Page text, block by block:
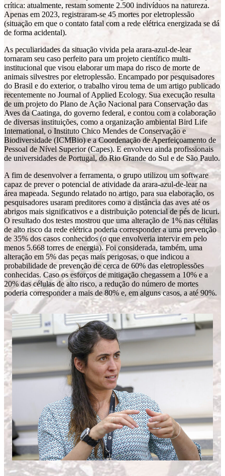
crítica: atualmente, restam somente 2.500 indivíduos na natureza.
Apenas em 2023, registraram-se 45 mortes por eletroplessão
(situação em que o contato fatal com a rede elétrica energizada se dá
de forma acidental).
As peculiaridades da situação vivida pela arara-azul-de-lear
tornaram seu caso perfeito para um projeto científico multi-
institucional que visou elaborar um mapa do risco de morte de
animais silvestres por eletroplessão. Encampado por pesquisadores
do Brasil e do exterior, o trabalho virou tema de um artigo publicado
recentemente no Journal of Applied Ecology. Sua execução resulta
de um projeto do Plano de Ação Nacional para Conservação das
Aves da Caatinga, do governo federal, e contou com a colaboração
de diversas instituições, como a organização ambiental Bird Life
International, o Instituto Chico Mendes de Conservação e
Biodiversidade (ICMBio) e a Coordenação de Aperfeiçoamento de
Pessoal de Nível Superior (Capes). E envolveu ainda profissionais
de universidades de Portugal, do Rio Grande do Sul e de São Paulo.
A fim de desenvolver a ferramenta, o grupo utilizou um software
capaz de prever o potencial de atividade da arara-azul-de-lear na
área mapeada. Segundo relatado no artigo, para sua elaboração, os
pesquisadores usaram preditores como a distância das aves até os
abrigos mais significativos e a distribuição potencial de pés de licuri.
O resultado dos testes mostrou que uma alteração de 1% nas células
de alto risco da rede elétrica poderia corresponder a uma prevenção
de 35% dos casos conhecidos (o que envolveria intervir em pelo
menos 5.668 torres de energia). Foi considerada, também, uma
alteração em 5% das peças mais perigosas, o que indicou a
probabilidade de prevenção de cerca de 60% das eletroplessões
conhecidas. Caso os esforços de mitigação chegassem a 10% e a
20% das células de alto risco, a redução do número de mortes
poderia corresponder a mais de 80% e, em alguns casos, a até 90%.